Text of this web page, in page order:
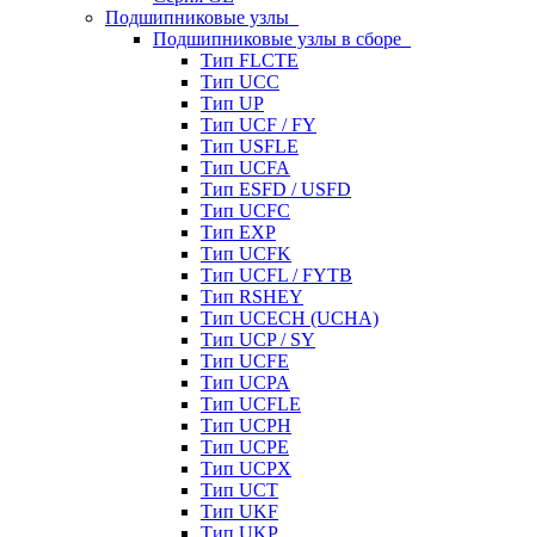
Подшипниковые узлы
Подшипниковые узлы в сборе
Тип FLCTE
Тип UCC
Тип UP
Тип UCF / FY
Тип USFLE
Тип UCFA
Тип ESFD / USFD
Тип UCFC
Тип EXP
Тип UCFK
Тип UCFL / FYTB
Тип RSHEY
Тип UCECH (UCHA)
Тип UCP / SY
Тип UCFE
Тип UCPA
Тип UCFLE
Тип UCPH
Тип UCPE
Тип UCPX
Тип UCT
Тип UKF
Тип UKP